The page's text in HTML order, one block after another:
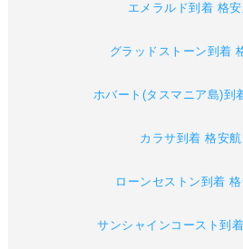
エメラルド到着 格
グラッドストーン到着
ホバート(タスマニア島)到
カラサ到着 格安
ローンセストン到着
サンシャインコースト到